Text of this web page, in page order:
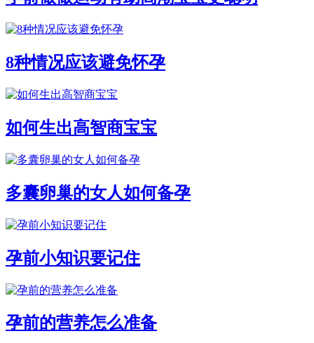
8种情况应该避免怀孕
如何生出高智商宝宝
多囊卵巢的女人如何备孕
孕前小知识要记住
孕前的营养怎么准备